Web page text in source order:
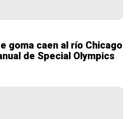
goma caen al río Chicago
de Special Olympics